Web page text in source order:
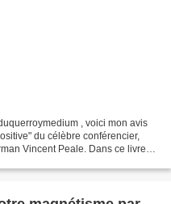
, voici mon avis
du célèbre conférencier,
Vincent Peale. Dans ce livre